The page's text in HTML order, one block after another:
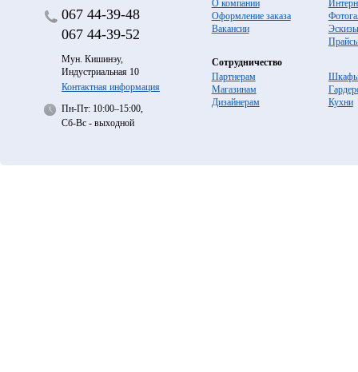
067 44-39-48
067 44-39-52
Мун. Кишинэу,
Индустриальная 10
Контактная информация
Пн-Пт: 10:00–15:00,
Сб-Вс - выходной
О компании
Оформление заказа
Вакансии
Эскизы
Сотрудничество
Партнерам
Магазинам
Дизайнерам
Кухни